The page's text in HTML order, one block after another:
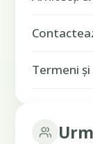
Termeni și